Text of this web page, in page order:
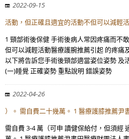
2022-09-15
活動，但正確且適宜的活動不但可以減輕
1 頸部術後保健 手術後病人常因疼痛而不
但可以減輕活動醫療護腕推薦引起 的疼痛
以下將告訴您手術後頸部適當姿位姿勢 及
(一)睡覺 正確姿勢 重點說明 錯誤姿勢
2022-04-26
）。 需自費二十幾萬。 1 醫療護膝推薦尹
需自費 3-4 萬（可申 讀健保給付，但須經